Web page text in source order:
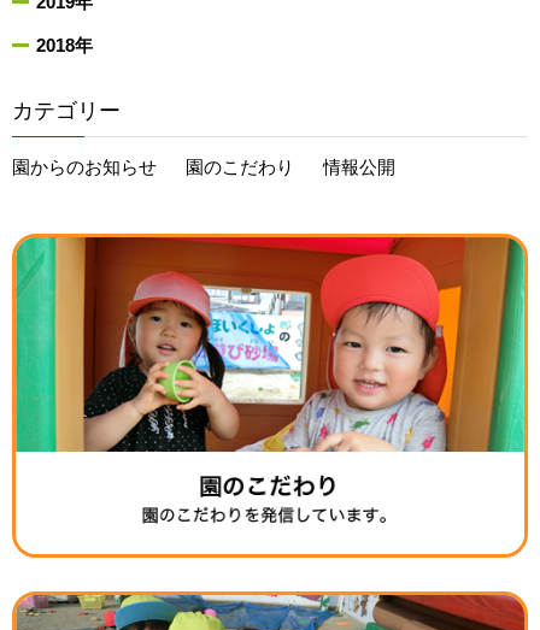
2018年
カテゴリー
園からのお知らせ 園のこだわり 情報公開